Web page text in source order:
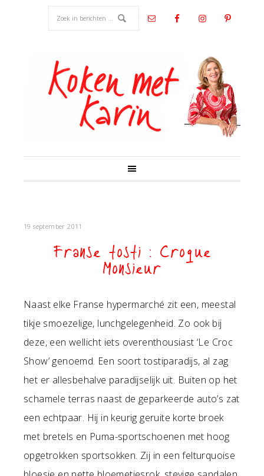
19 september 2011
Franse tosti : Croque
Monsieur
Naast elke Franse hypermarché zit een, meestal
tikje smoezelige, lunchgelegenheid. Zo ook bij
deze, een wellicht iets overenthousiast ‘Le Croc
Show’ genoemd. Een soort tostiparadijs, al zag
het er allesbehalve paradijselijk uit. Buiten op het
schamele terras naast de geparkeerde auto’s zat
een echtpaar. Hij in keurig geruite korte broek
met bretels en Puma-sportschoenen met hoog
opgetrokken sportsokken. Zij in een felturquoise